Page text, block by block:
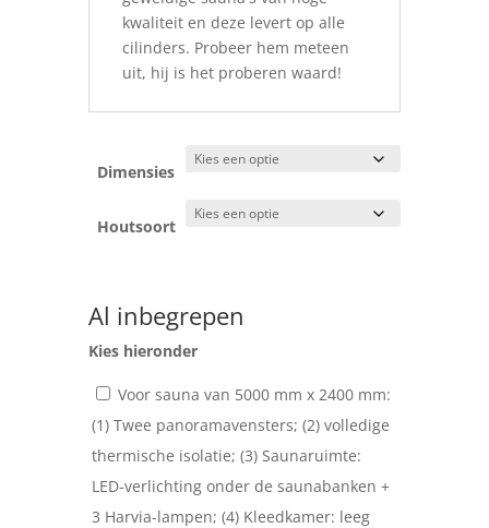
kwaliteit en deze levert op alle
cilinders. Probeer hem meteen
uit, hij is het proberen waard!
Dimensies
Houtsoort
Al inbegrepen
Kies hieronder
Voor sauna van 5000 mm x 2400 mm:
(1) Twee panoramavensters; (2) volledige
thermische isolatie; (3) Saunaruimte:
LED-verlichting onder de saunabanken +
3 Harvia-lampen; (4) Kleedkamer: leeg